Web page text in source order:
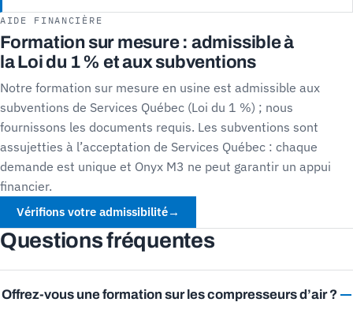
AIDE FINANCIÈRE
Formation sur mesure : admissible à
la Loi du 1 % et aux subventions
Notre formation sur mesure en usine est admissible aux
subventions de Services Québec (Loi du 1 %) ; nous
fournissons les documents requis. Les subventions sont
assujetties à l’acceptation de Services Québec : chaque
demande est unique et Onyx M3 ne peut garantir un appui
financier.
Vérifions votre admissibilité→
Questions fréquentes
Offrez-vous une formation sur les compresseurs d’air ?